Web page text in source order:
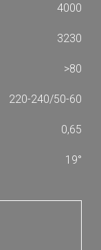
4000
3230
>80
220-240/50-60
0,65
19°